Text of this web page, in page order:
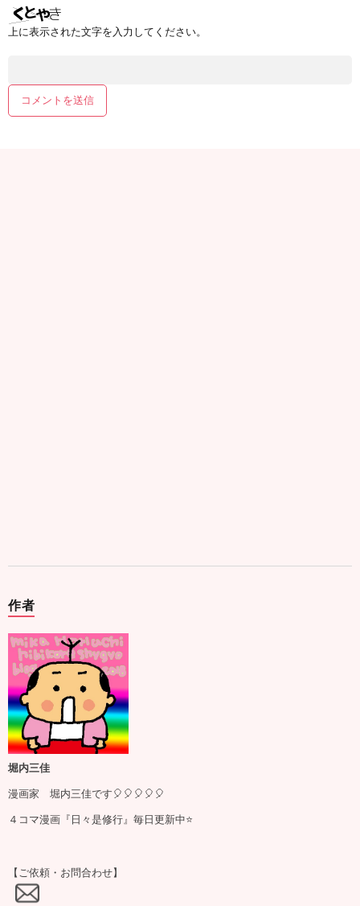
上に表示された文字を入力してください。
作者
堀内三佳
漫画家 堀内三佳です🎈🎈🎈🎈🎈
４コマ漫画『日々是修行』毎日更新中⭐️
【ご依頼・お問合わせ】